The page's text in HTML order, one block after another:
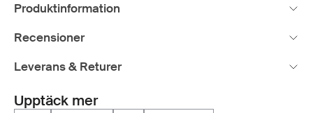
Produktinformation
Recensioner
Leverans & Returer
Upptäck mer